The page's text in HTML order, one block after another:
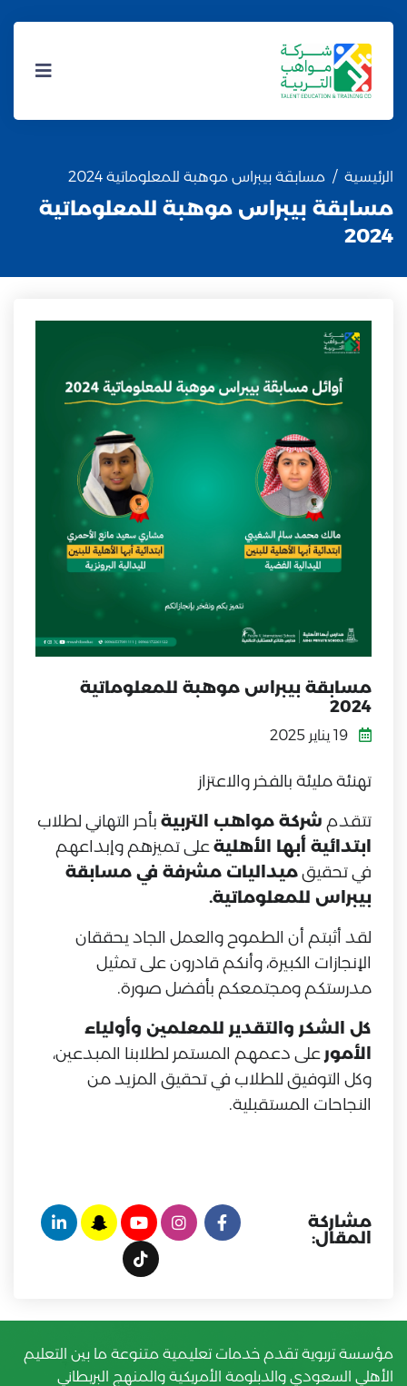
الرئيسية مسابقة بيبراس موهبة للمعلوماتية 2024
مسابقة بيبراس موهبة للمعلوماتية
2024
مسابقة بيبراس موهبة للمعلوماتية
2024
تهنئة مليئة بالفخر والاعتزاز
تتقدم شركة مواهب التربية بأحر التهاني لطلاب
ابتدائية أبها الأهليةعلى تميزهم وإبداعهم
في تحقيقميداليات مشرفة في مسابقة
بيبراس للمعلوماتية.
لقد أثبتم أن الطموح والعمل الجاد يحققان
الإنجازات الكبيرة، وأنكم قادرون على تمثيل
مدرستكم ومجتمعكم بأفضل صورة.
كل الشكر والتقدير للمعلمين وأولياء
الأمور على دعمهم المستمر لطلابنا المبدعين،
وكل التوفيق للطلاب في تحقيق المزيد من
النجاحات المستقبلية.
مشاركة
المقال:
مؤسسة تربوية تقدم خدمات تعليمية متنوعة ما بين التعليم
الأهلي السعودي والدبلومة الأمريكية والمنهج البريطاني